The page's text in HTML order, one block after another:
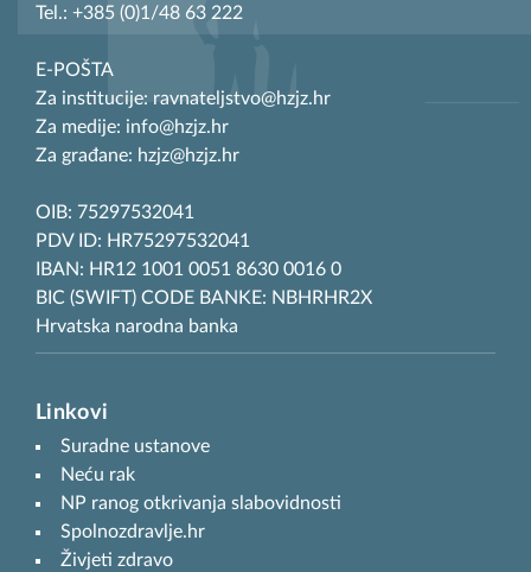
Tel.: +385 (0)1/48 63 222
E-POŠTA
Za institucije: ravnateljstvo@hzjz.hr
Za medije: info@hzjz.hr
Za građane: hzjz@hzjz.hr
OIB: 75297532041
PDV ID: HR75297532041
IBAN: HR12 1001 0051 8630 0016 0
BIC (SWIFT) CODE BANKE: NBHRHR2X
Hrvatska narodna banka
Linkovi
Suradne ustanove
Neću rak
NP ranog otkrivanja slabovidnosti
Spolnozdravlje.hr
Živjeti zdravo